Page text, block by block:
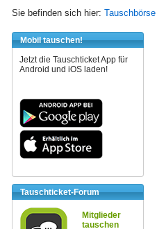
Sie befinden sich hier: Tauschbörse
Mobil tauschen!
Jetzt die Tauschticket App für
Android und iOS laden!
Tauschticket-Forum
Mitglieder
tauschen